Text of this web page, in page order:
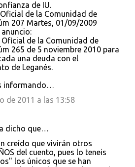
de IU.
de la Comunidad de
207 Martes, 01/09/2009
Oficial de la Comunidad de
265 de 5 noviembre 2010 para
una deuda con el
de Leganés.
informando…
de 2011 a las 13:58
dicho que…
creído que vivirán otros
del cuento, pues lo teneis
los únicos que se han